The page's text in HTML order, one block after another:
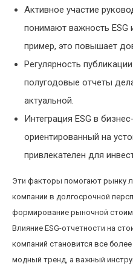
Активное участие
понимают важность
пример, это повышает
Регулярность
полугодовые отчеты
актуальной.
Интеграция ESG в
ориентированный на
привлекателен для
Эти факторы помогают рынку
компании в долгосрочной
формирование рыночной
Влияние ESG-отчетности на
компаний становится все
модный тренд, а важный